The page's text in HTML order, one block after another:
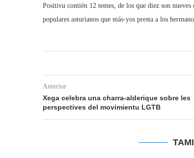
Positivu contién 12 temes, de los que diez son
populares asturianos que más-yos presta a los
Anterior
Xega celebra una charra-alderique sobre les
perspectives del movimientu LGTB